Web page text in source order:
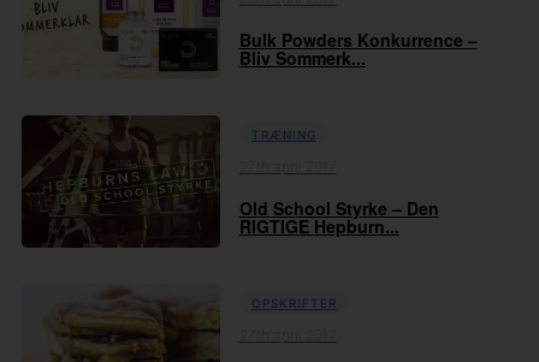
Bulk Powders Konkurrence –
Bliv Sommerk...
TRÆNING
Old School Styrke – Den
RIGTIGE Hepburn...
OPSKRIFTER